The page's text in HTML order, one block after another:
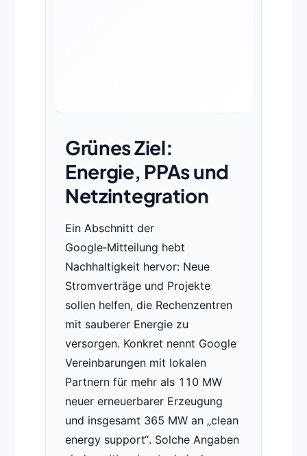
Grünes Ziel:
Energie, PPAs und
Netzintegration
Ein Abschnitt der
Google‑Mitteilung hebt
Nachhaltigkeit hervor: Neue
Stromverträge und Projekte
sollen helfen, die Rechenzentren
mit sauberer Energie zu
versorgen. Konkret nennt Google
Vereinbarungen mit lokalen
Partnern für mehr als 110 MW
neuer erneuerbarer Erzeugung
und insgesamt 365 MW an „clean
energy support“. Solche Angaben